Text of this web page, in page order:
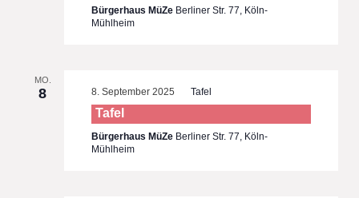
Bürgerhaus MüZe Berliner Str. 77, Köln-
Mühlheim
MO.
8 8. September 2025 Tafel
Tafel
Bürgerhaus MüZe Berliner Str. 77, Köln-
Mühlheim